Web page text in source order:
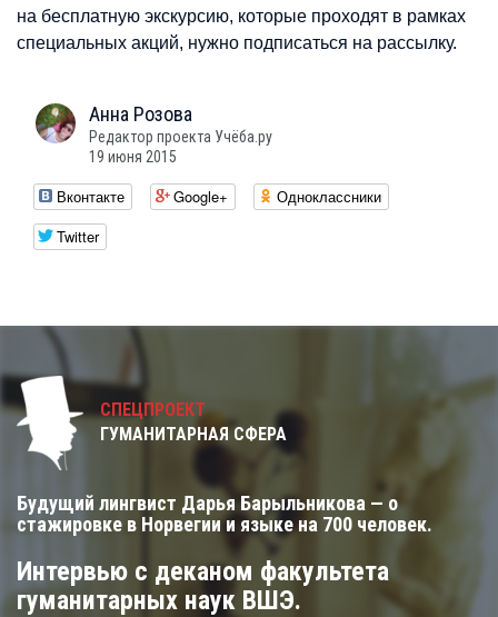
на бесплатную экскурсию, которые проходят в рамках
специальных акций, нужно подписаться на рассылку.
Анна Розова
Редактор проекта Учёба.ру
19 июня 2015
Вконтакте Google+
Одноклассники
Twitter
СПЕЦПРОЕКТ
ГУМАНИТАРНАЯ СФЕРА
Будущий лингвист Дарья Барыльникова — о
стажировке в Норвегии и языке на 700 человек.
Интервью с деканом факультета
гуманитарных наук ВШЭ.